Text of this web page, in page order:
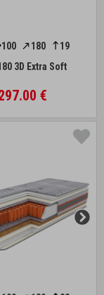
100 180
19
3D Extra Soft
€